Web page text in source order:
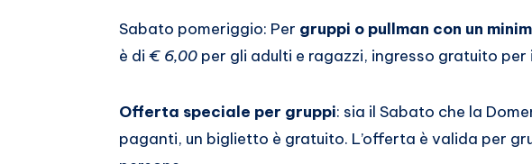
Sabato pomeriggio: Per gruppi o pullman con un
è di € 6,00 per gli adulti e ragazzi, ingresso gratuito per
Offerta speciale per gruppi: sia il Sabato che la
paganti, un biglietto è gratuito. L’offerta è valida per